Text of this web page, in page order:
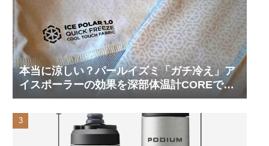
本当に涼しい？パールイズミ「ガチ冷え」ア
イスポーラーの効果を深部体温計COREで測
ってみた